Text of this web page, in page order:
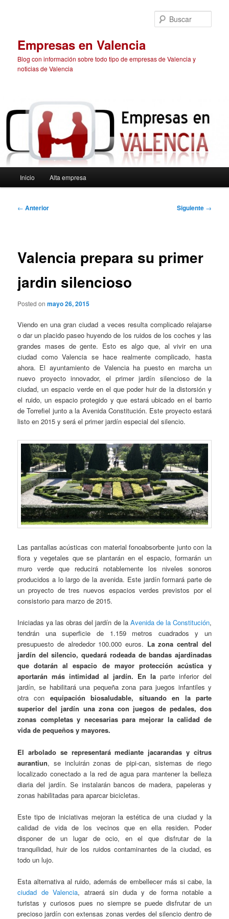
Empresas en Valencia
Blog con información sobre todo tipo de empresas de Valencia y
noticias de Valencia
principal
Inicio Alta empresa
Navegación
← Anterior Siguiente →
Valencia prepara su primer
jardin silencioso
Posted onmayo 26, 2015
Viendo en una gran ciudad a veces resulta complicado relajarse
o dar un placido paseo huyendo de los ruidos de los coches y las
grandes mases de gente. Esto es algo que, al vivir en una
ciudad como Valencia se hace realmente complicado, hasta
ahora. El ayuntamiento de Valencia ha puesto en marcha un
nuevo proyecto innovador, el primer jardín silencioso de la
ciudad, un espacio verde en el que poder huir de la distorsión y
el ruido, un espacio protegido y que estará ubicado en el barrio
de Torrefiel junto a la Avenida Constitución. Este proyecto estará
listo en 2015 y será el primer jardín especial del silencio.
Las pantallas acústicas con material fonoabsorbente junto con la
flora y vegetales que se plantarán en el espacio, formarán un
muro verde que reducirá notablemente los niveles sonoros
producidos a lo largo de la avenida. Este jardín formará parte de
un proyecto de tres nuevos espacios verdes previstos por el
consistorio para marzo de 2015.
Iniciadas ya las obras del jardín de la Avenida de la Constitución,
tendrán una superficie de 1.159 metros cuadrados y un
presupuesto de alrededor 100.000 euros. La zona central del
jardín del silencio, quedará rodeada de bandas ajardinadas
que dotarán al espacio de mayor protección acústica y
aportarán más intimidad al jardín. En laparte inferior del
jardín, se habilitará una pequeña zona para juegos infantiles y
otra con equipación biosaludable, situando en la parte
superior del jardín una zona con juegos de pedales, dos
zonas completas y necesarias para mejorar la calidad de
vida de pequeños y mayores.
El arbolado se representará mediante jacarandas y citrus
aurantiun, se incluirán zonas de pipi-can, sistemas de riego
localizado conectado a la red de agua para mantener la belleza
diaria del jardín. Se instalarán bancos de madera, papeleras y
zonas habilitadas para aparcar bicicletas.
Este tipo de iniciativas mejoran la estética de una ciudad y la
calidad de vida de los vecinos que en ella residen. Poder
disponer de un lugar de ocio, en el que disfrutar de la
tranquilidad, huir de los ruidos contaminantes de la ciudad, es
todo un lujo.
Esta alternativa al ruido, además de embellecer más si cabe, la
ciudad de Valencia, atraerá sin duda y de forma notable a
turistas y curiosos pues no siempre se puede disfrutar de un
precioso jardín con extensas zonas verdes del silencio dentro de